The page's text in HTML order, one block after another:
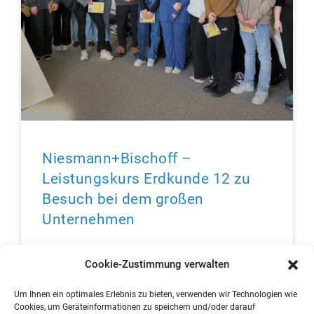
Cookie-Zustimmung verwalten
Um Ihnen ein optimales Erlebnis zu bieten, verwenden wir Technologien wie
Cookies, um Geräteinformationen zu speichern und/oder darauf
Niesmann+Bischoff –
Leistungskurs Erdkunde 12 zu
Besuch bei dem großen
Unternehmen
unter der Leitung von Laura Richert,- staunten nicht
einzelnen Produktionsstationen für die Herstellung